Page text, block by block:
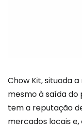
Chow Kit, situada
mesmo à saída
tem a reputação
mercados locais